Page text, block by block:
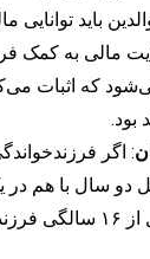
باید
که اثبات
بود.
: اگر
دو سال با هم
باشد.